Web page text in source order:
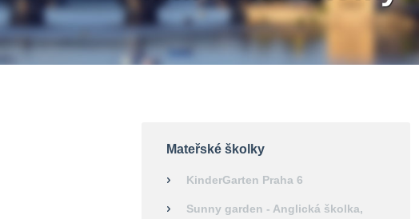
Mateřské školky
KinderGarten Praha 6
Sunny garden - Anglická školka,